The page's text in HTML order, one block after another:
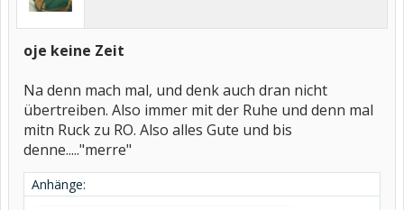
oje keine Zeit
Na denn mach mal, und denk auch dran nicht
übertreiben. Also immer mit der Ruhe und denn mal
mitn Ruck zu RO. Also alles Gute und bis
denne....."merre"
Anhänge: